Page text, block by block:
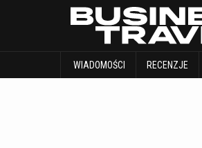
WIADOMOŚCI RECENZJE
WIADOMOŚCI